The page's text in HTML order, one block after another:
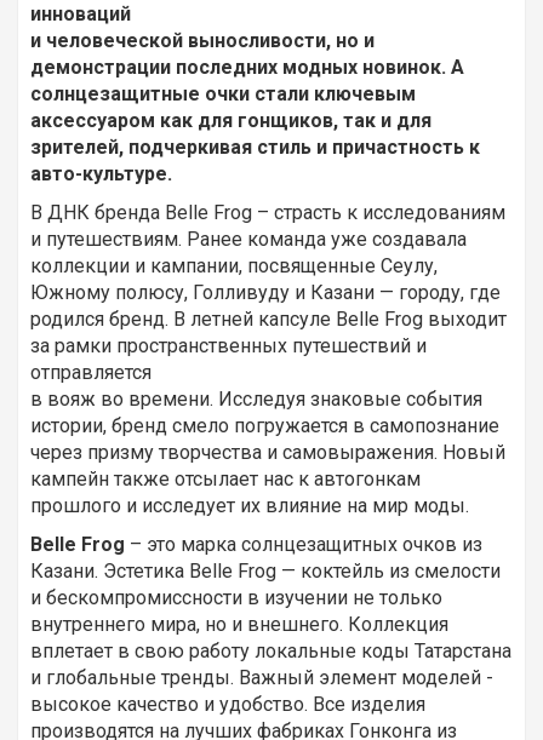
инноваций
и человеческой выносливости, но и
демонстрации последних модных новинок. А
солнцезащитные очки стали ключевым
аксессуаром как для гонщиков, так и для
зрителей, подчеркивая стиль и причастность к
авто-культуре.
В ДНК бренда Belle Frog – страсть к исследованиям
и путешествиям. Ранее команда уже создавала
коллекции и кампании, посвященные Сеулу,
Южному полюсу, Голливуду и Казани — городу, где
родился бренд. В летней капсуле Belle Frog выходит
за рамки пространственных путешествий и
отправляется
в вояж во времени. Исследуя знаковые события
истории, бренд смело погружается в самопознание
через призму творчества и самовыражения. Новый
кампейн также отсылает нас к автогонкам
прошлого и исследует их влияние на мир моды.
Belle Frog – это марка солнцезащитных очков из
Казани. Эстетика Belle Frog — коктейль из смелости
и бескомпромиссности в изучении не только
внутреннего мира, но и внешнего. Коллекция
вплетает в свою работу локальные коды Татарстана
и глобальные тренды. Важный элемент моделей -
высокое качество и удобство. Все изделия
производятся на лучших фабриках Гонконга из